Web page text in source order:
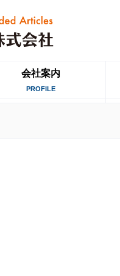
会社案内
PROFILE